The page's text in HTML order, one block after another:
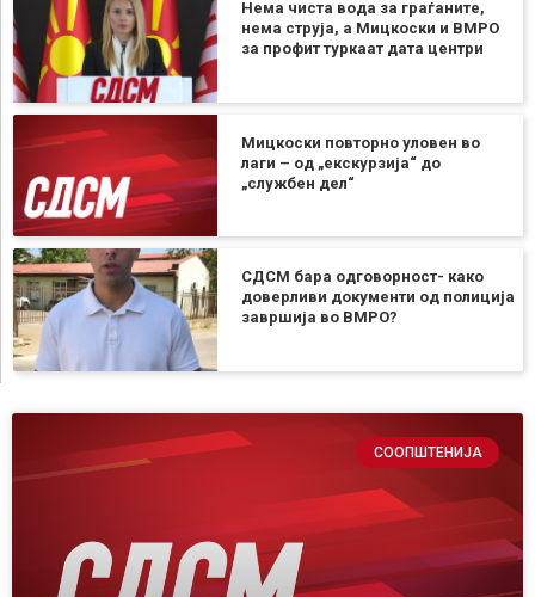
Нема чиста вода за граѓаните,
нема струја, а Мицкоски и ВМРО
за профит туркаат дата центри
Мицкоски повторно уловен во
лаги – од „екскурзија“ до
„службен дел“
СДСМ бара одговорност- како
доверливи документи од полиција
завршија во ВМРО?
СООПШТЕНИЈА